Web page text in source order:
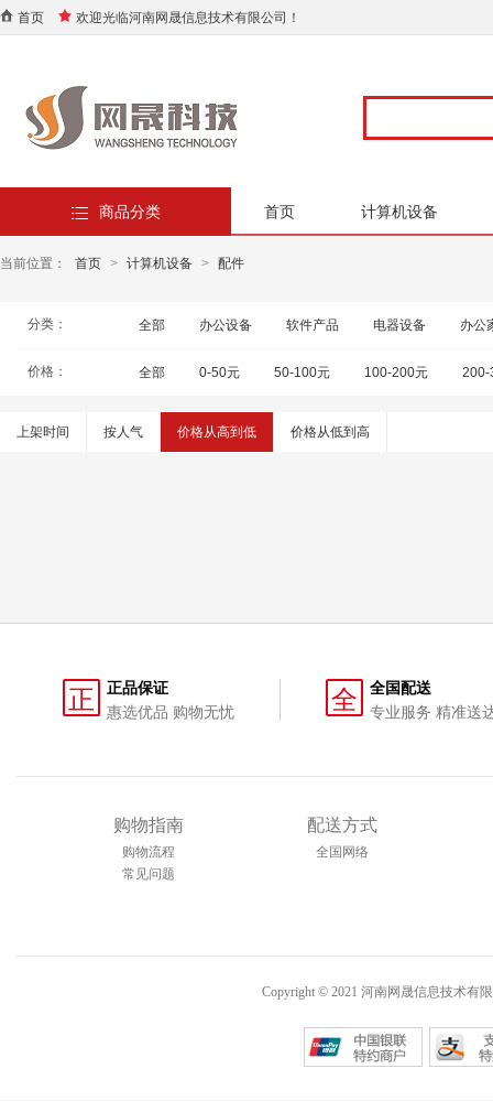
首页 欢迎光临河南网晟信息技术有限公司！
商品分类 首页 计算机设备
当前位置： 首页 > 计算机设备 > 配件
分类： 全部 办公设备 软件产品 电器设备 办公
价格： 全部 0-50元 50-100元 100-200元 200-
上架时间 按人气 价格从高到低 价格从低到高
正
正品保证
惠选优品 购物无忧
全
全国配送
专业服务 精准送
购物指南
购物流程
常见问题
配送方式
全国网络
Copyright © 2021 河南网晟信息技术有